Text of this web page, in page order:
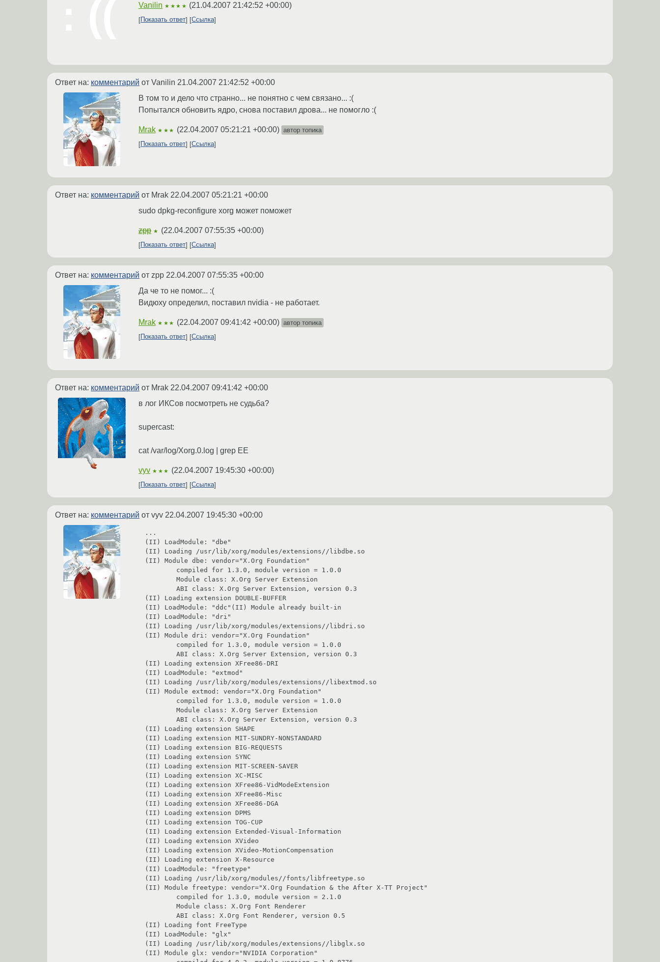
Vanilin ★★★★ (21.04.2007 21:42:52 +00:00)
Показать ответ Ссылка
Ответ на: комментарий от Vanilin 21.04.2007 21:42:52 +00:00
В том то и дело что странно... не понятно с чем связано... :(
Попытался обновить ядро, снова поставил дрова... не помогло :(
Mrak ★★★ (22.04.2007 05:21:21 +00:00) автор топика
Показать ответ
Ссылка
Ответ на: комментарий от Mrak 22.04.2007 05:21:21 +00:00
sudo dpkg-reconfigure xorg может поможет
zpp ★ (22.04.2007 07:55:35 +00:00)
Показать ответ Ссылка
Ответ на: комментарий от zpp 22.04.2007 07:55:35 +00:00
Да че то не помог... :(
Видюху определил, поставил nvidia - не работает.
Mrak ★★★ (22.04.2007 09:41:42 +00:00) автор топика
Показать ответ
Ссылка
Ответ на: комментарий от Mrak 22.04.2007 09:41:42 +00:00
в лог ИКСов посмотреть не судьба?
supercast:
cat /var/log/Xorg.0.log | grep EE
vyv ★★★ (22.04.2007 19:45:30 +00:00)
Показать ответ Ссылка
Ответ на: комментарий от vyv 22.04.2007 19:45:30 +00:00
...
(II) LoadModule: "dbe"
(II) Loading /usr/lib/xorg/modules/extensions//libdbe.so
(II) Module dbe: vendor="X.Org Foundation"
(II) Loading extension DOUBLE-BUFFER
(II) LoadModule: "ddc"(II) Module already built-in
(II) LoadModule: "dri"
(II) Loading /usr/lib/xorg/modules/extensions//libdri.so
(II) Module dri: vendor="X.Org Foundation"
(II) Loading extension XFree86-DRI
(II) LoadModule: "extmod"
(II) Loading /usr/lib/xorg/modules/extensions//libextmod.so
(II) Module extmod: vendor="X.Org Foundation"
(II) Loading extension SHAPE
(II) Loading extension MIT-SUNDRY-NONSTANDARD
(II) Loading extension BIG-REQUESTS
(II) Loading extension SYNC
(II) Loading extension MIT-SCREEN-SAVER
(II) Loading extension XC-MISC
(II) Loading extension XFree86-VidModeExtension
(II) Loading extension XFree86-Misc
(II) Loading extension XFree86-DGA
(II) Loading extension DPMS
(II) Loading extension TOG-CUP
(II) Loading extension Extended-Visual-Information
(II) Loading extension XVideo
(II) Loading extension XVideo-MotionCompensation
(II) Loading extension X-Resource
(II) LoadModule: "freetype"
(II) Loading /usr/lib/xorg/modules//fonts/libfreetype.so
(II) Module freetype: vendor="X.Org Foundation & the After X-TT Project"
(II) Loading font FreeType
(II) LoadModule: "glx"
(II) Loading /usr/lib/xorg/modules/extensions//libglx.so
(II) Module glx: vendor="NVIDIA Corporation"